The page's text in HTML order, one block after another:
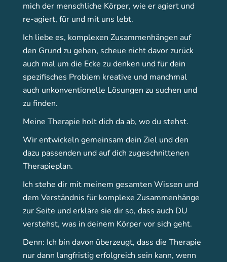
mich der menschliche Körper, wie er agiert und
re-agiert, für und mit uns lebt.
Ich liebe es, komplexen Zusammenhängen auf
den Grund zu gehen, scheue nicht davor zurück
auch mal um die Ecke zu denken und für dein
spezifisches Problem kreative und manchmal
auch unkonventionelle Lösungen zu suchen und
zu finden.
Meine Therapie holt dich da ab, wo du stehst.
Wir entwickeln gemeinsam dein Ziel und den
dazu passenden und auf dich zugeschnittenen
Therapieplan.
Ich stehe dir mit meinem gesamten Wissen und
dem Verständnis für komplexe Zusammenhänge
zur Seite und erkläre sie dir so, dass auch DU
verstehst, was in deinem Körper vor sich geht.
Denn: Ich bin davon überzeugt, dass die Therapie
nur dann langfristig erfolgreich sein kann, wenn